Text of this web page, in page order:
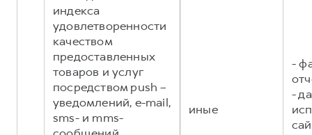
индекса
удовлетворенности
качеством
предоставленных
товаров и услуг
посредством push –
уведомлений, e-mail,
sms- и mms-
иные
-
-